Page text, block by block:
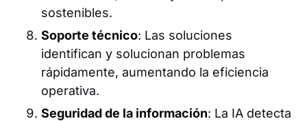
sostenibles.
Soporte técnico: Las soluciones
identifican y solucionan problemas
rápidamente, aumentando la eficiencia
operativa.
Seguridad de la información: La IA detecta